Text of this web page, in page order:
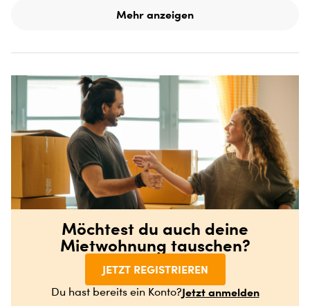
Mehr anzeigen
Möchtest du auch deine
Mietwohnung tauschen?
JETZT REGISTRIEREN
Du hast bereits ein Konto?Jetzt anmelden